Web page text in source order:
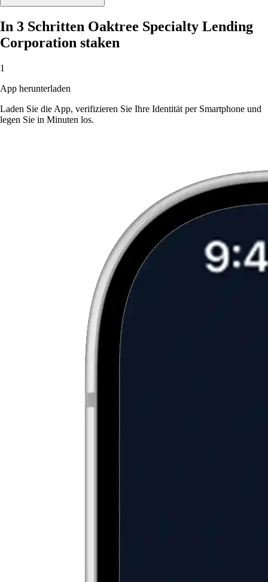
In 3 Schritten Oaktree Specialty Lending
Corporation staken
1
App herunterladen
Laden Sie die App, verifizieren Sie Ihre Identität per Smartphone und
legen Sie in Minuten los.